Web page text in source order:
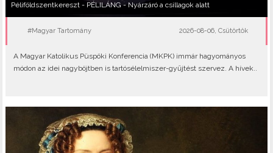
Péliföldszentkereszt - PÉLILÁNG - Nyárzáró a csillagok alatt
#Magyar Tartomány 2026-08-06, Csütörtök
A Magyar Katolikus Püspöki Konferencia (MKPK) immár hagyományos
módon az idei nagyböjtben is tartósélelmiszer-gyűjtést szervez. A hívek..